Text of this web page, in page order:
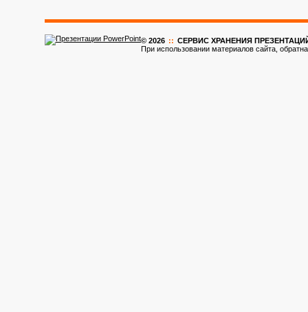
© 2026 :: CЕРВИС ХРАНЕНИЯ ПРЕЗЕНТАЦИЙ
При использовании материалов сайта,